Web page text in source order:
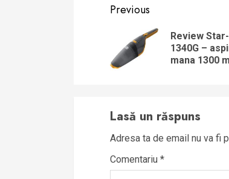
Previous
Review
1340G –
mana 1300
Lasă un răspuns
Adresa ta de email nu va fi
Comentariu *